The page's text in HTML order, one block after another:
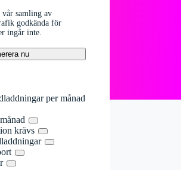
samling av
godkända för
ingår inte.
nu
per månad
krävs